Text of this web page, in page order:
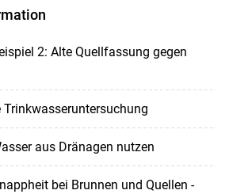
2: Alte Quellfassung gegen
aus Dränagen nutzen
bei Brunnen und Quellen -